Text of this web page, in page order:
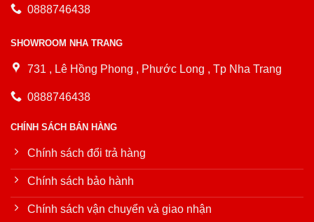
0888746438
SHOWROOM NHA TRANG
731 , Lê Hồng Phong , Phước Long , Tp Nha Trang
0888746438
CHÍNH SÁCH BÁN HÀNG
Chính sách đổi trả hàng
Chính sách bảo hành
Chính sách vận chuyển và giao nhận